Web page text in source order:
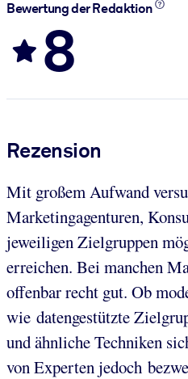
Bewertung der Redaktion
8
Rezension
Mit großem Aufwand
Marketingagenturen,
jeweiligen Zielgruppen
erreichen. Bei manchen
offenbar recht gut. Ob
wie datengestützte
und ähnliche Techniken
von Experten jedoch